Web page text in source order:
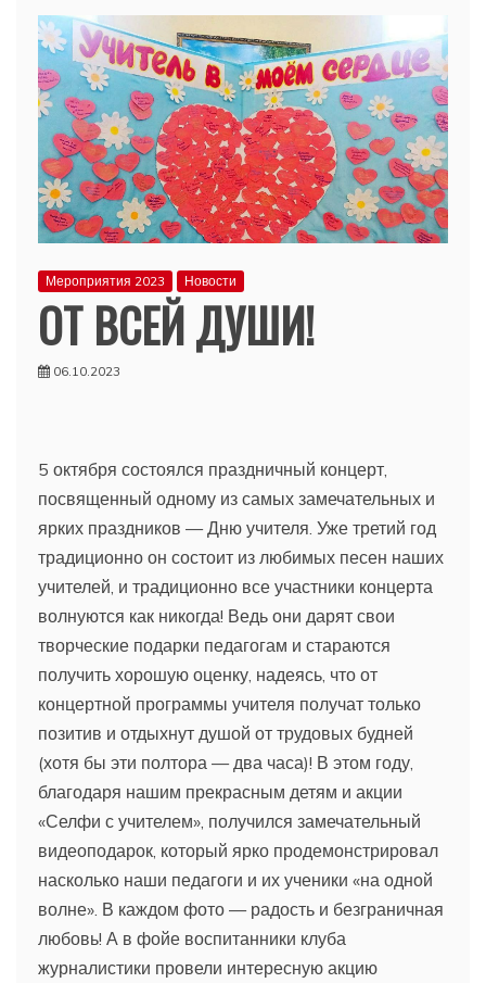
Мероприятия 2023 Новости
ОТ ВСЕЙ ДУШИ!
06.10.2023
5 октября состоялся праздничный концерт,
посвященный одному из самых замечательных и
ярких праздников — Дню учителя. Уже третий год
традиционно он состоит из любимых песен наших
учителей, и традиционно все участники концерта
волнуются как никогда! Ведь они дарят свои
творческие подарки педагогам и стараются
получить хорошую оценку, надеясь, что от
концертной программы учителя получат только
позитив и отдыхнут душой от трудовых будней
(хотя бы эти полтора — два часа)! В этом году,
благодаря нашим прекрасным детям и акции
«Селфи с учителем», получился замечательный
видеоподарок, который ярко продемонстрировал
насколько наши педагоги и их ученики «на одной
волне». В каждом фото — радость и безграничная
любовь! А в фойе воспитанники клуба
журналистики провели интересную акцию